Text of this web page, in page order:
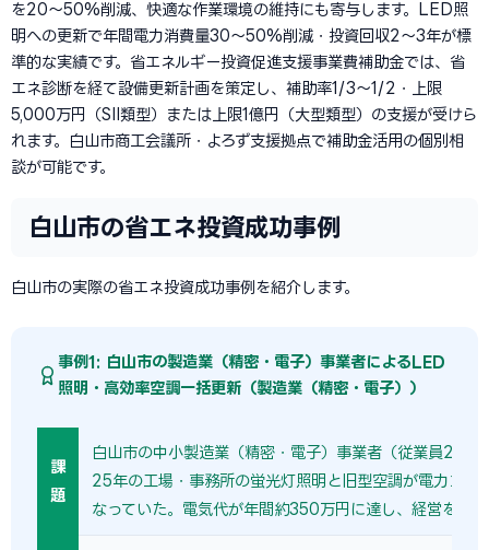
を20〜50%削減、快適な作業環境の維持にも寄与します。LED照
明への更新で年間電力消費量30〜50%削減・投資回収2〜3年が標
準的な実績です。省エネルギー投資促進支援事業費補助金では、省
エネ診断を経て設備更新計画を策定し、補助率1/3〜1/2・上限
5,000万円（SII類型）または上限1億円（大型類型）の支援が受けら
れます。白山市商工会議所・よろず支援拠点で補助金活用の個別相
談が可能です。
白山市の省エネ投資成功事例
白山市の実際の省エネ投資成功事例を紹介します。
事例1: 白山市の製造業（精密・電子）事業者によるLED
照明・高効率空調一括更新（製造業（精密・電子））
課
題
白山市の中小製造業（精密・電子）事業者（従業員25名
25年の工場・事務所の蛍光灯照明と旧型空調が電力コス
なっていた。電気代が年間約350万円に達し、経営を圧